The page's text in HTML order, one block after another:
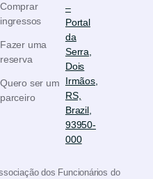
dos Funcionários do
Comprar
ingressos
Fazer uma
reserva
Quero ser um
parceiro
–
Portal
da
Serra,
Dois
Irmãos,
RS,
Brazil,
93950-
000